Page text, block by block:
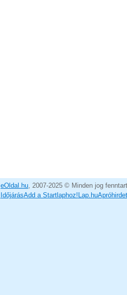
eOldal.hu, 2007-2025 © Minden jog
IdőjárásAdd a Startlaphoz! Lap.hu